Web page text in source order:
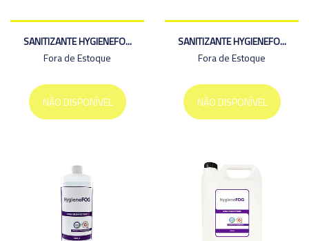
SANITIZANTE HYGIENEFO...
Fora de Estoque
NÃO DISPONÍVEL
SANITIZANTE HYGIENEFO...
Fora de Estoque
NÃO DISPONÍVEL